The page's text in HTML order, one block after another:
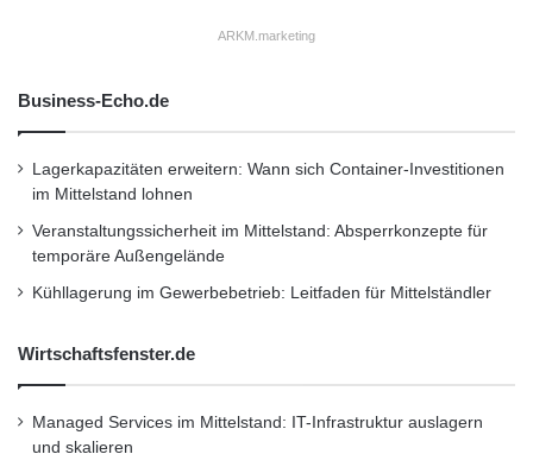
ARKM.marketing
Business-Echo.de
Lagerkapazitäten erweitern: Wann sich Container-Investitionen
im Mittelstand lohnen
Veranstaltungssicherheit im Mittelstand: Absperrkonzepte für
temporäre Außengelände
Kühllagerung im Gewerbebetrieb: Leitfaden für Mittelständler
Wirtschaftsfenster.de
Managed Services im Mittelstand: IT-Infrastruktur auslagern
und skalieren